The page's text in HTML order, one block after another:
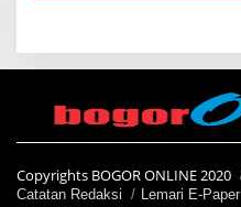
Copyrights BOGOR ONLINE 2020
Catatan Redaksi
Lemari E-Paper